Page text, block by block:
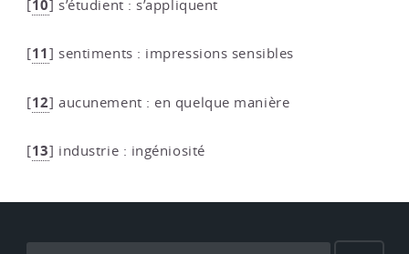
[10] s’étudient : s’appliquent
[11] sentiments : impressions sensibles
[12]aucunement : en quelque manière
[13] industrie : ingéniosité